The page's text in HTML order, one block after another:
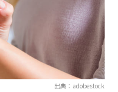
出典：adobestock